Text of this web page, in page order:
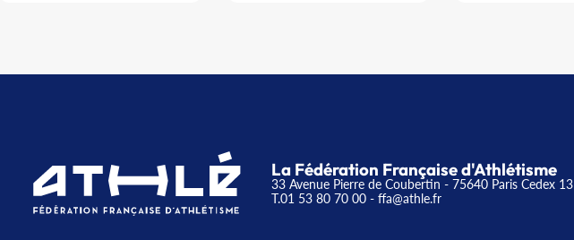
La Fédération Française d'Athlétisme
33 Avenue Pierre de Coubertin - 75640 Paris Cedex 13
T.01 53 80 70 00 - ffa@athle.fr